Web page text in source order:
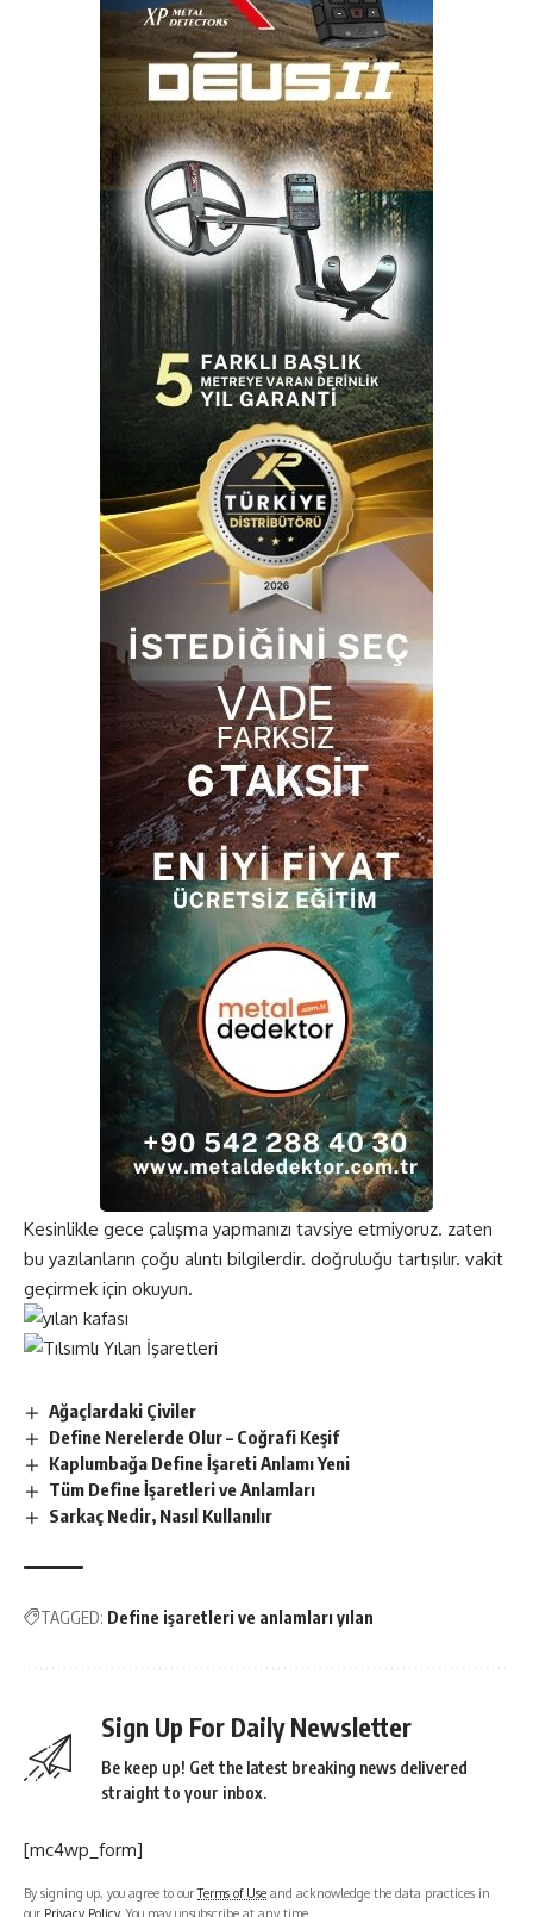
Kesinlikle gece çalışma yapmanızı tavsiye etmiyoruz. zaten
bu yazılanların çoğu alıntı bilgilerdir. doğruluğu tartışılır. vakit
geçirmek için okuyun.
Ağaçlardaki Çiviler
Define Nerelerde Olur – Coğrafi Keşif
Kaplumbağa Define İşareti Anlamı Yeni
Tüm Define İşaretleri ve Anlamları
Sarkaç Nedir, Nasıl Kullanılır
TAGGED: Define işaretleri ve anlamları yılan
Sign Up For Daily Newsletter
Be keep up! Get the latest breaking news delivered
straight to your inbox.
[mc4wp_form]
By signing up, you agree to ourTerms of Use and acknowledge the data practices in
our Privacy Policy. You may unsubscribe at any time.